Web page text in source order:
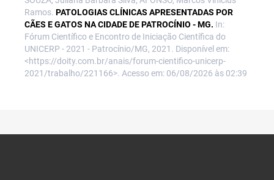
Ramos. PATOLOGIAS CLÍNICAS APRESENTADAS POR
CÃES E GATOS NA CIDADE DE PATROCÍNIO - MG. In:
Fórum Científico e Encontro de Iniciação Científica do
UNICERP - 2021 - Patrocínio/MG, 2021. Disponível em:
<https://doity.com.br/anais/forum-cientifico-unicerp-
2021/trabalho/221166>. Acesso em: 06/08/2026 às 02:39